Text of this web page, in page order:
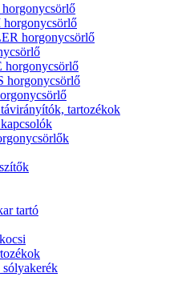
horgonycsörlő
horgonycsörlő
tartozékok
tartó